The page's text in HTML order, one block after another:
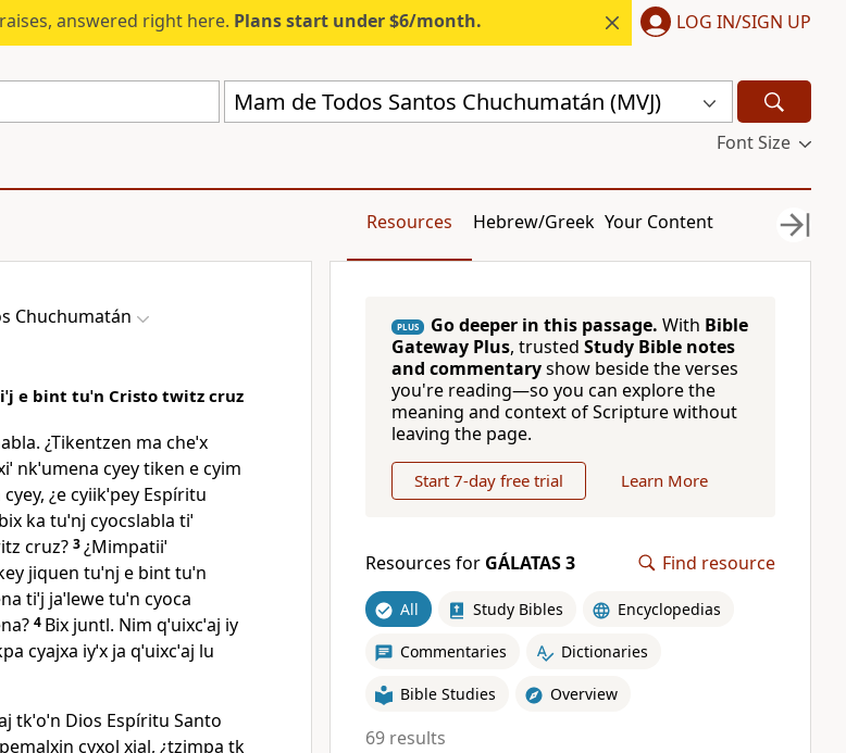
answered right here. Plans start under $6/month. LOG IN/SIGN UP
Mam de Todos Santos Chuchumatán (MVJ)
Font Size
Resources Hebrew/Greek Your Content
Chuchumatán
e bint tuˈn Cristo twitz cruz
¿Tikentzen ma cheˈx
nkˈumena cyey tiken e cyim
cyey, ¿e cyiikˈpey Espíritu
ka tuˈnj cyocslabla tiˈ
cruz? 3¿Mimpatiiˈ
jiquen tuˈnj e bint tuˈn
tiˈj jaˈlewe tuˈn cyoca
4 Bix juntl. Nim qˈuixcˈaj iy
cyajxa iyˈx ja qˈuixcˈaj lu
tkˈoˈn Dios Espíritu Santo
cyxol xjal, ¿tzimpa tk
PLUS Go deeper in this passage. With Bible
Gateway Plus, trusted Study Bible notes
and commentaryshow beside the verses
you're reading—so you can explore the
meaning and context of Scripture without
leaving the page.
Start 7-day free trial Learn More
Resources for GÁLATAS 3 Find resource
All Study Bibles Encyclopedias
Commentaries Dictionaries
Bible Studies Overview
69 results